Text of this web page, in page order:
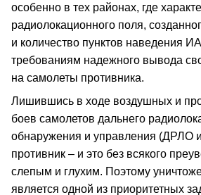
особенно в тех районах, где
радиолокационного поля,
и количество пунктов наведения
требованиям надежного вывода
на самолеты противника.
Лишившись в ходе воздушных и
боев самолетов дальнего
обнаружения и управления (ДРЛО
противник – и это без всякого
слепым и глухим. Поэтому
является одной из приоритетных